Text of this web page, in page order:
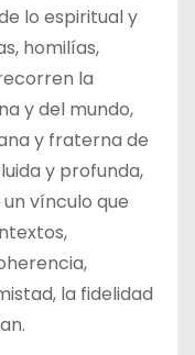
lo espiritual y
homilías,
la
y del mundo,
y fraterna de
y profunda,
vínculo que
la fidelidad